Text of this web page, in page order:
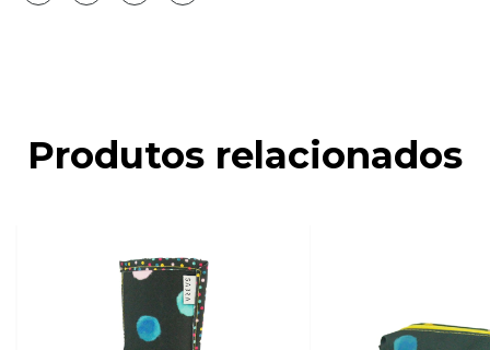
Produtos relacionados